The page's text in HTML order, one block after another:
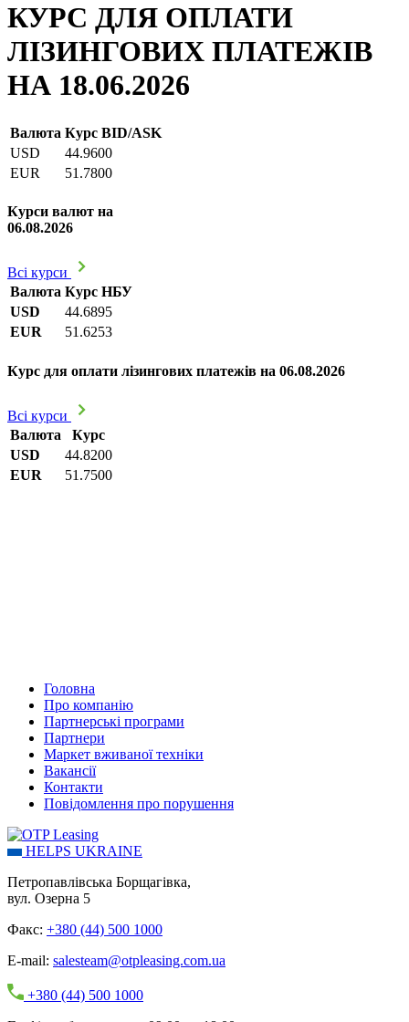
КУРС ДЛЯ ОПЛАТИ
ЛІЗИНГОВИХ ПЛАТЕЖІВ
НА 18.06.2026
Валюта Курс BID/ASK
USD
44.9600
EUR
51.7800
Курси валют на
06.08.2026
Всі курси
Валюта Курс НБУ
USD
44.6895
EUR
51.6253
Курс для оплати лізингових платежів на 06.08.2026
Всі курси
Валюта
Курс
USD
44.8200
EUR
51.7500
Головна
Про компанію
Партнерські програми
Партнери
Маркет вживаної техніки
Вакансії
Контакти
Повідомлення про порушення
HELPS UKRAINE
Петропавлівська Борщагівка,
вул. Озерна 5
Факс: +380 (44) 500 1000
E-mail: salesteam@otpleasing.com.ua
+380 (44) 500 1000